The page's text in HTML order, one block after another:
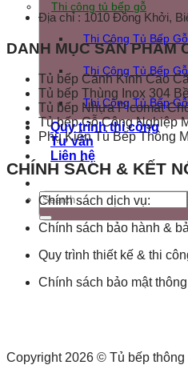
Thi công tủ bếp gỗ
Thi Công Tủ Bếp
Thi Công Tủ Bếp
Thi Công Tủ Bếp
Quy trình thi công
Tư vấn
Liên hệ
Địa chỉ : 1010 Đồng Khởi,
DANH MỤC SẢN PHẨM
Tủ bếp Cánh Kính Cao
Tủ bếp Thùng Inox 304
Tủ bếp Nhựa Picomat
Tủ bếp Gỗ Công Nghiệp
Phụ Kiện Tủ Bếp Thông
CHÍNH SÁCH & KẾT
Chính sách dịch vụ:
Chính sách bảo hành &
Quy trình thiết kế & thi
Chính sách bảo mật
Copyright 2026 © Tủ bếp